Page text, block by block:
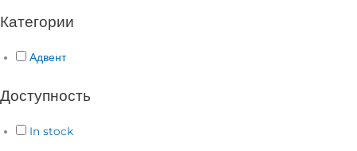
Категории
Адвент
Доступность
In stock